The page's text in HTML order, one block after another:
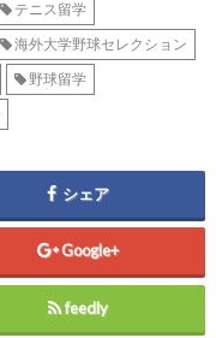
テニス留学
海外大学野球セレクション
野球留学
シェア
Google+
feedly